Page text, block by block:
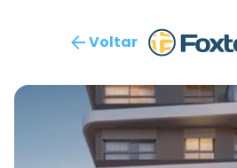
Voltar